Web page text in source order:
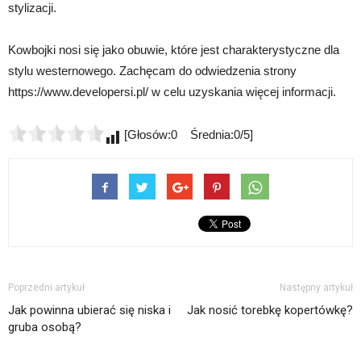
stylizacji.
Kowbojki nosi się jako obuwie, które jest charakterystyczne dla
stylu westernowego. Zachęcam do odwiedzenia strony
https://www.developersi.pl/ w celu uzyskania więcej informacji.
[Głosów:0 Średnia:0/5]
Poprzedni artykuł
Jak powinna ubierać się niska i
gruba osobą?
Następny artykuł
Jak nosić torebkę kopertówkę?